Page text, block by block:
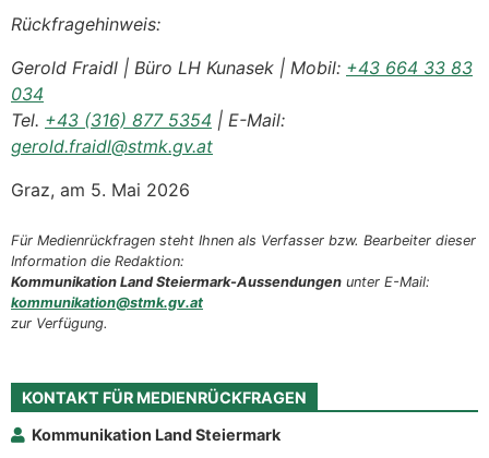
Rückfragehinweis:
Gerold Fraidl | Büro LH Kunasek | Mobil: +43 664 33 83
034
Tel. +43 (316) 877 5354 | E-Mail:
gerold.fraidl@stmk.gv.at
Graz, am 5. Mai 2026
Für Medienrückfragen steht Ihnen als Verfasser bzw. Bearbeiter dieser
Information die Redaktion:
Kommunikation Land Steiermark-Aussendungen unter E-Mail:
kommunikation@stmk.gv.at
zur Verfügung.
KONTAKT FÜR MEDIENRÜCKFRAGEN
Kommunikation Land Steiermark